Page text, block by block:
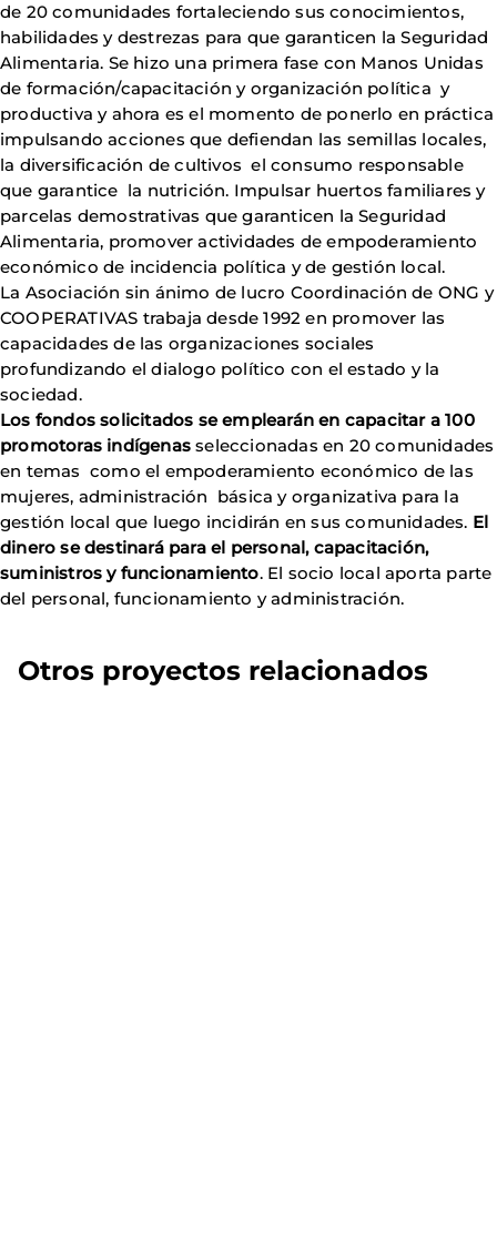
de 20 comunidades fortaleciendo sus conocimientos,
habilidades y destrezas para que garanticen la Seguridad
Alimentaria. Se hizo una primera fase con Manos Unidas
de formación/capacitación y organización política y
productiva y ahora es el momento de ponerlo en práctica
impulsando acciones que defiendan las semillas locales,
la diversificación de cultivos el consumo responsable
que garantice la nutrición. Impulsar huertos familiares y
parcelas demostrativas que garanticen la Seguridad
Alimentaria, promover actividades de empoderamiento
económico de incidencia política y de gestión local.
La Asociación sin ánimo de lucro Coordinación de ONG y
COOPERATIVAS trabaja desde 1992 en promover las
capacidades de las organizaciones sociales
profundizando el dialogo político con el estado y la
sociedad.
Los fondos solicitados se emplearán en capacitar a 100
promotoras indígenas seleccionadas en 20 comunidades
en temas como el empoderamiento económico de las
mujeres, administración básica y organizativa para la
gestión local que luego incidirán en sus comunidades. El
dinero se destinará para el personal, capacitación,
suministros y funcionamiento. El socio local aporta parte
del personal, funcionamiento y administración.
Otros proyectos relacionados